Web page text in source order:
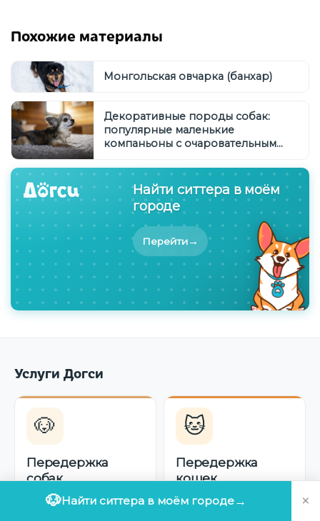
Похожие материалы
Монгольская овчарка (банхар)
Декоративные породы собак:
популярные маленькие
компаньоны с очаровательным
Найти ситтера в моём
городе
Перейти→
Услуги Догси
🐶
Передержка
собак
Ситтер берёт вашу
собаку к себе на N дней
🐱
Передержка
кошек
Ситтер для кошки у вас
дома или у него
🐶Найти ситтера в моём городе→ ×